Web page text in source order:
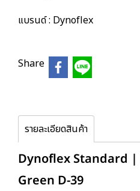
แบรนด์ : Dynoflex
Share
รายละเอียดสินค้า
Dynoflex Standard |
Green D-39